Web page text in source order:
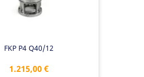
FKP P4 Q40/12
Preis
1.215,00 €